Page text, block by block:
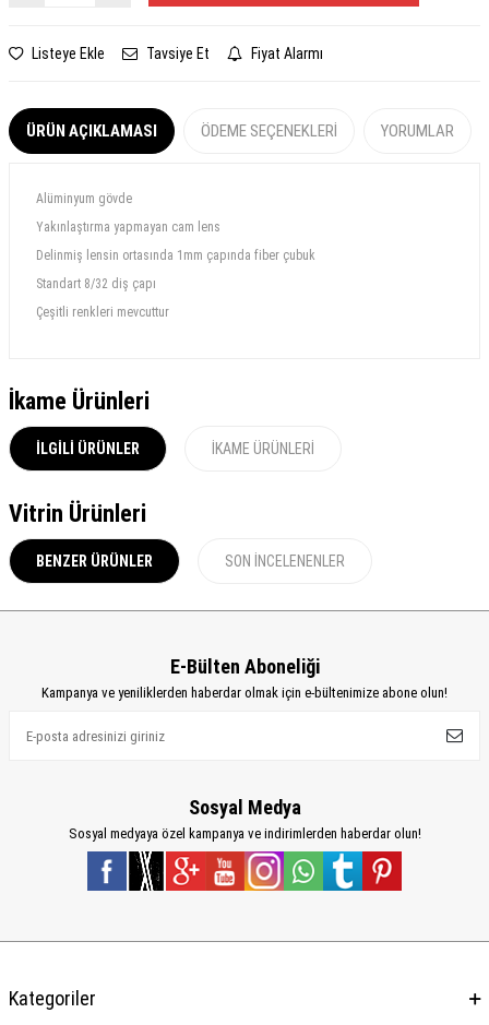
Listeye Ekle Tavsiye Et Fiyat Alarmı
ÜRÜN AÇIKLAMASI ÖDEME SEÇENEKLERI YORUMLAR
Alüminyum gövde
Yakınlaştırma yapmayan cam lens
Delinmiş lensin ortasında 1mm çapında fiber çubuk
Standart 8/32 diş çapı
Çeşitli renkleri mevcuttur
İkame Ürünleri
İLGILI ÜRÜNLER İKAME ÜRÜNLERI
Vitrin Ürünleri
BENZER ÜRÜNLER SON İNCELENENLER
E-Bülten Aboneliği
Kampanya ve yeniliklerden haberdar olmak için e-bültenimize abone olun!
Sosyal Medya
Sosyal medyaya özel kampanya ve indirimlerden haberdar olun!
Kategoriler